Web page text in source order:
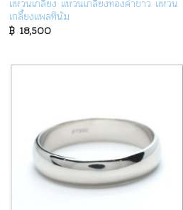
แหวนเกลี้ยง แหวนเกลี้ยงทองคำขาว แหวน
เกลี้ยงแพลทินัม
฿ 18,500